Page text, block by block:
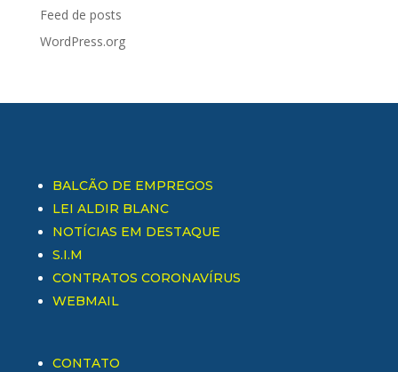
Feed de posts
WordPress.org
BALCÃO DE EMPREGOS
LEI ALDIR BLANC
NOTÍCIAS EM DESTAQUE
S.I.M
CONTRATOS CORONAVÍRUS
WEBMAIL
CONTATO